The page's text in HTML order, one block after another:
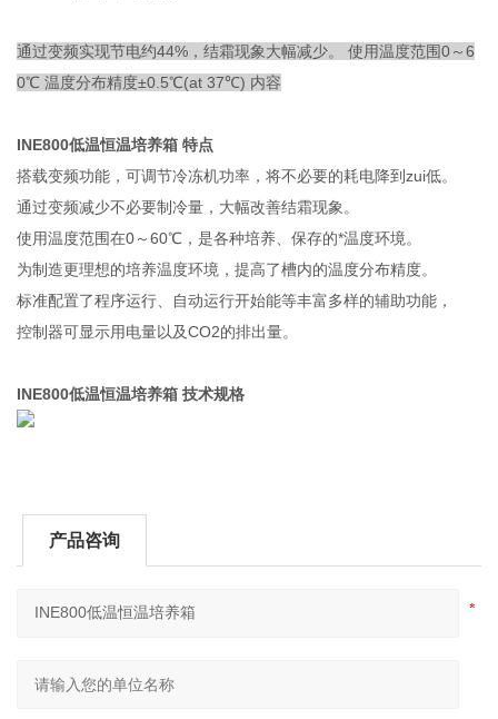
通过变频实现节电约44%，结霜现象大幅减少。 使用温度范围0～6
0℃ 温度分布精度±0.5℃(at 37℃) 内容
INE800低温恒温培养箱 特点
搭载变频功能，可调节冷冻机功率，将不必要的耗电降到zui低。
通过变频减少不必要制冷量，大幅改善结霜现象。
使用温度范围在0～60℃，是各种培养、保存的*温度环境。
为制造更理想的培养温度环境，提高了槽内的温度分布精度。
标准配置了程序运行、自动运行开始能等丰富多样的辅助功能，
控制器可显示用电量以及CO2的排出量。
INE800低温恒温培养箱 技术规格
产品咨询